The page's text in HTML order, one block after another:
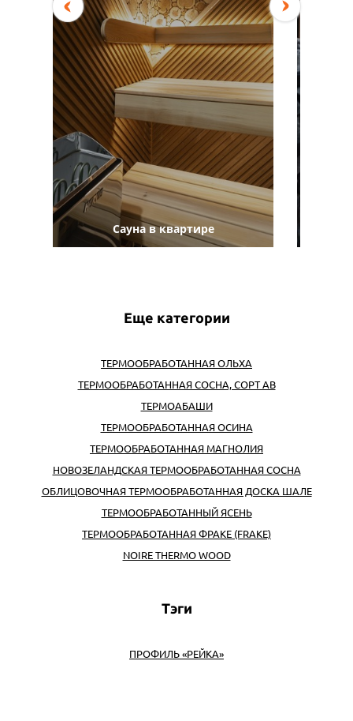
Сауна в квартире
Еще категории
ТЕРМООБРАБОТАННАЯ ОЛЬХА
ТЕРМООБРАБОТАННАЯ СОСНА, СОРТ АВ
ТЕРМОАБАШИ
ТЕРМООБРАБОТАННАЯ ОСИНА
ТЕРМООБРАБОТАННАЯ МАГНОЛИЯ
НОВОЗЕЛАНДСКАЯ ТЕРМООБРАБОТАННАЯ СОСНА
ОБЛИЦОВОЧНАЯ ТЕРМООБРАБОТАННАЯ ДОСКА ШАЛЕ
ТЕРМООБРАБОТАННЫЙ ЯСЕНЬ
ТЕРМООБРАБОТАННАЯ ФРАКЕ (FRAKE)
NOIRE THERMO WOOD
Тэги
ПРОФИЛЬ «РЕЙКА»